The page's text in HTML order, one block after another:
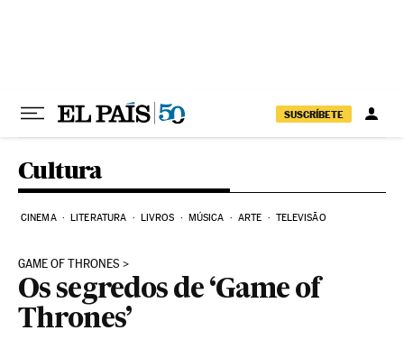
SUSCRÍBETE
Cultura
CINEMA LITERATURA LIVROS MÚSICA ARTE TELEVISÃO
GAME OF THRONES
Os segredos de ‘Game of
Thrones’